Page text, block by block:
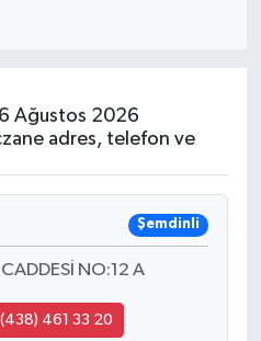
Ağustos 2026
adres, telefon ve
Şemdinli
NO:12 A
461 33 20